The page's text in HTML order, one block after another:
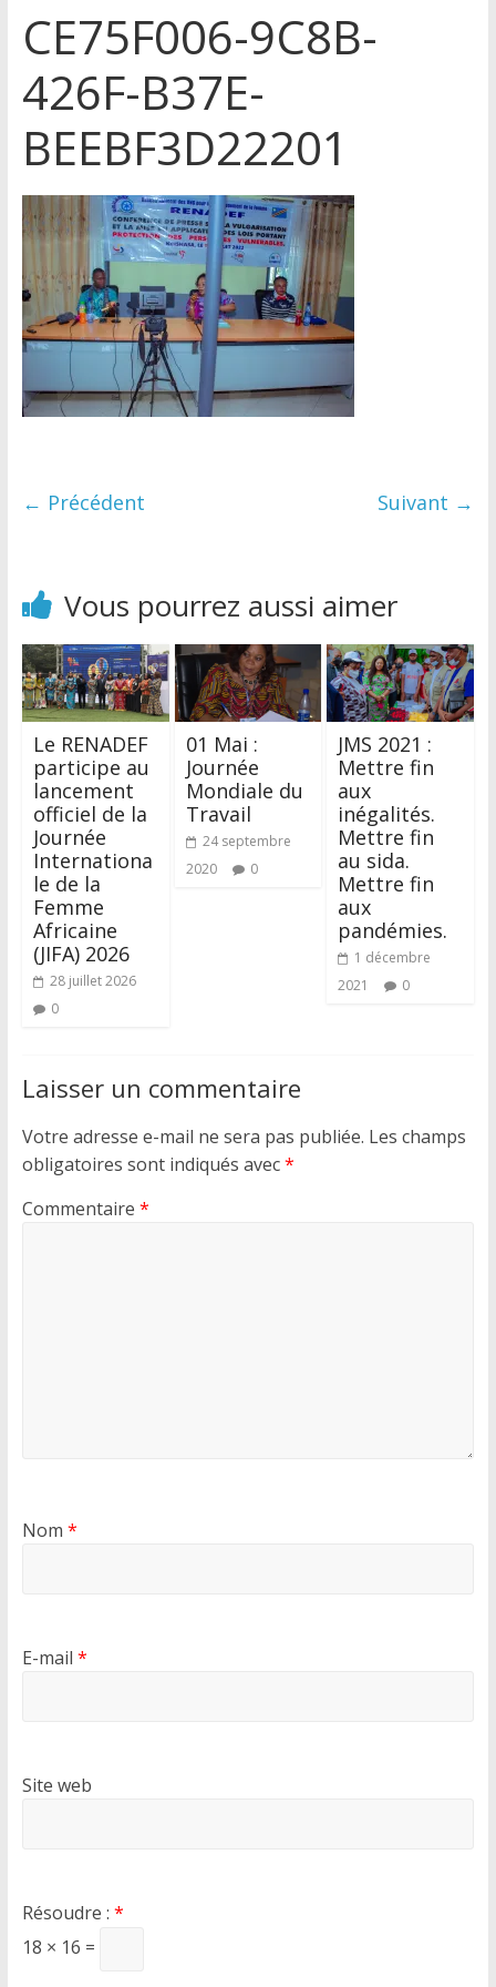
CE75F006-9C8B-
426F-B37E-
BEEBF3D22201
← Précédent Suivant →
Vous pourrez aussi aimer
Le RENADEF
participe au
lancement
officiel de la
Journée
Internationa
le de la
Femme
Africaine
(JIFA) 2026
28 juillet 2026
0
01 Mai :
Journée
Mondiale du
Travail
24 septembre
2020
0
JMS 2021 :
Mettre fin
aux
inégalités.
Mettre fin
au sida.
Mettre fin
aux
pandémies.
1 décembre
2021
0
Laisser un commentaire
Votre adresse e-mail ne sera pas publiée. Les champs
obligatoires sont indiqués avec*
Commentaire *
Nom *
E-mail *
Site web
Résoudre : *
18 × 16 =